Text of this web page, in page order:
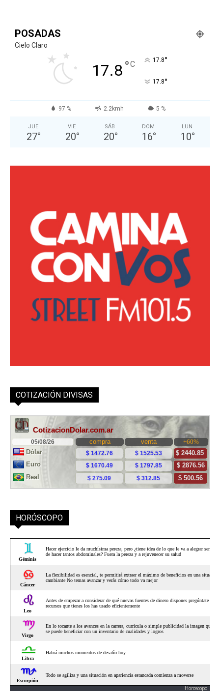
POSADAS
Cielo Claro
17.8°C 17.8°
17.8°
97 % 2.2kmh 5 %
JUE
27°
VIE
20°
SÁB
20°
DOM
16°
LUN
10°
COTIZACIÓN DIVISAS
HORÓSCOPO
Horoscopo